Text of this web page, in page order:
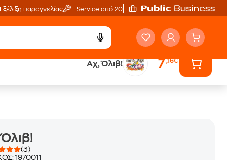
Εξέλιξη παραγγελίας Service από 20'
Αχ, Όλιβ! 7,16€
Έλα στον κόσμο
(3)
1970011